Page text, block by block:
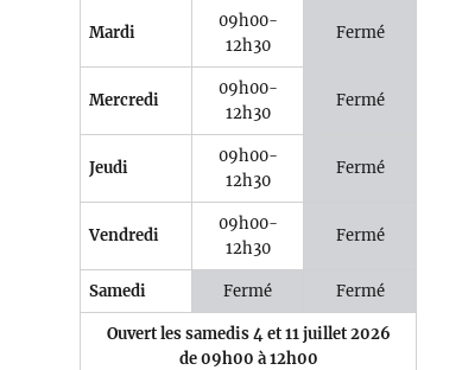
Mardi
09h00-
12h30
Fermé
Mercredi
09h00-
12h30
Fermé
Jeudi
09h00-
12h30
Fermé
Vendredi
09h00-
12h30
Fermé
Samedi Fermé Fermé
Ouvert les samedis 4 et 11 juillet 2026
de 09h00 à 12h00